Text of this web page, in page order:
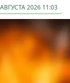
2026 11:03